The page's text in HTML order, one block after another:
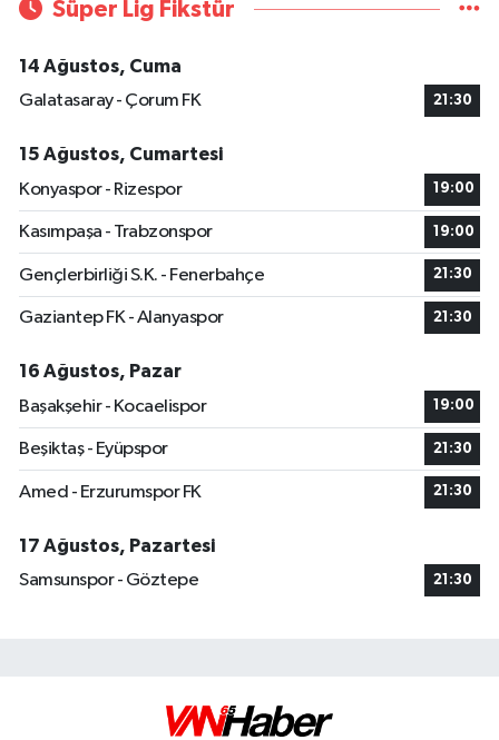
Süper Lig Fikstür
14 Ağustos, Cuma
Galatasaray - Çorum FK
21:30
15 Ağustos, Cumartesi
Konyaspor - Rizespor
19:00
Kasımpaşa - Trabzonspor 19:00
Gençlerbirliği S.K. - Fenerbahçe 21:30
Gaziantep FK - Alanyaspor 21:30
16 Ağustos, Pazar
Başakşehir - Kocaelispor
19:00
Beşiktaş - Eyüpspor 21:30
Amed - Erzurumspor FK 21:30
17 Ağustos, Pazartesi
Samsunspor - Göztepe
21:30